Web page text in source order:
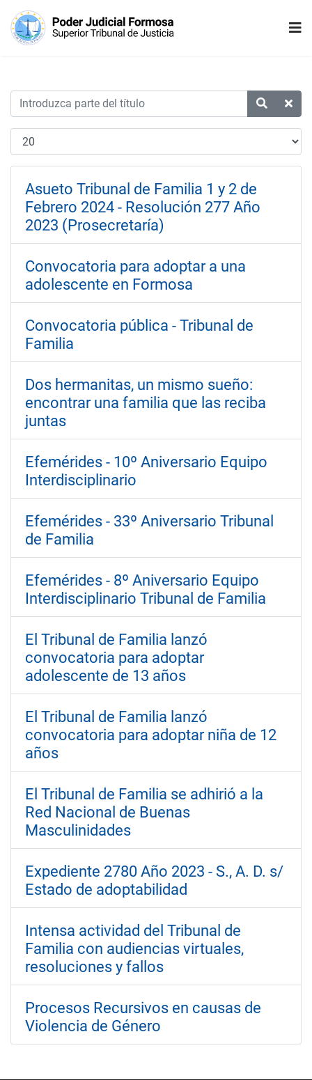
Asueto Tribunal de Familia 1 y 2 de
Febrero 2024 - Resolución 277 Año
2023 (Prosecretaría)
Convocatoria para adoptar a una
adolescente en Formosa
Convocatoria pública - Tribunal de
Familia
Dos hermanitas, un mismo sueño:
encontrar una familia que las reciba
juntas
Efemérides - 10º Aniversario Equipo
Interdisciplinario
Efemérides - 33º Aniversario Tribunal
de Familia
Efemérides - 8º Aniversario Equipo
Interdisciplinario Tribunal de Familia
El Tribunal de Familia lanzó
convocatoria para adoptar
adolescente de 13 años
El Tribunal de Familia lanzó
convocatoria para adoptar niña de 12
años
El Tribunal de Familia se adhirió a la
Red Nacional de Buenas
Masculinidades
Expediente 2780 Año 2023 - S., A. D. s/
Estado de adoptabilidad
Intensa actividad del Tribunal de
Familia con audiencias virtuales,
resoluciones y fallos
Procesos Recursivos en causas de
Violencia de Género